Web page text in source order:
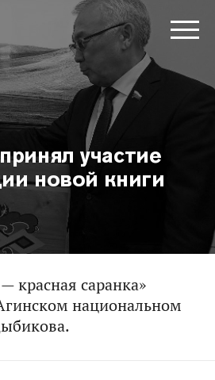
участие
новой книги
красная саранка»
национальном